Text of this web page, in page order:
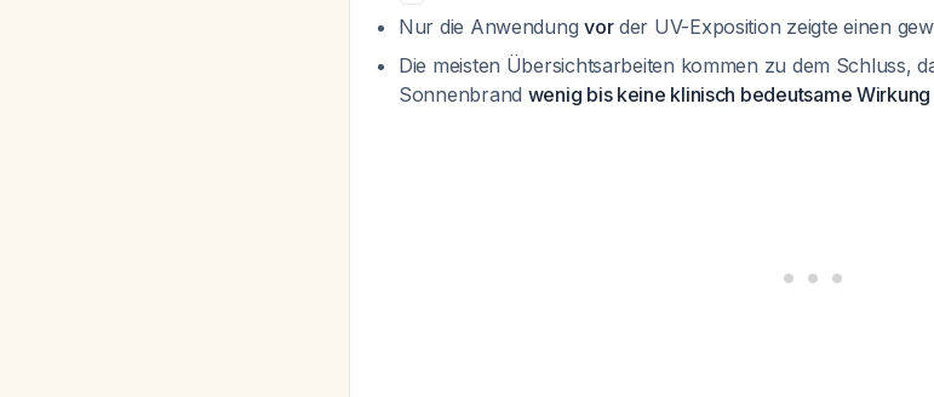
Nur die Anwendungvorder UV-Exposition zeigte einen
Die meisten Übersichtsarbeiten kommen zu dem Schluss,
Sonnenbrand wenig bis keine klinisch bedeutsame Wirkung